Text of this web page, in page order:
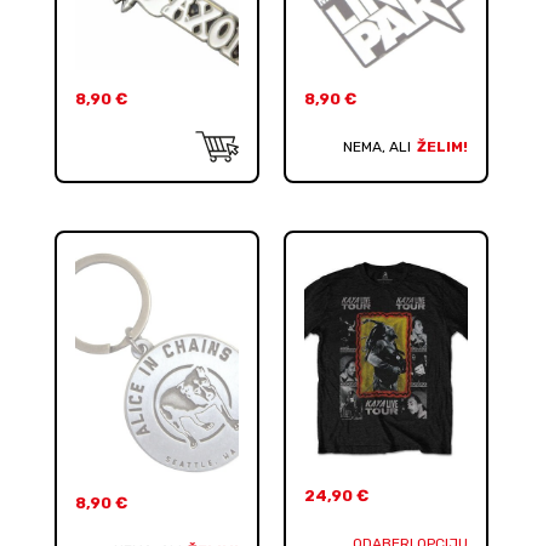
8,90 € 8,90 €
NEMA, ALI ŽELIM!
8,90 € 24,90 €